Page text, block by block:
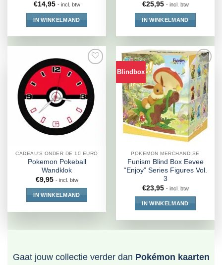
€14,95 - incl. btw
IN WINKELMAND
€25,95 - incl. btw
IN WINKELMAND
CADEAU'S ONDER DE 10 EURO
Pokemon Pokeball
Wandklok
€9,95 - incl. btw
IN WINKELMAND
Blindbox
POKEMON MERCHANDISE
Funism Blind Box Eevee
“Enjoy” Series Figures Vol.
3
€23,95 - incl. btw
IN WINKELMAND
Gaat jouw collectie verder dan Pokémon kaarten